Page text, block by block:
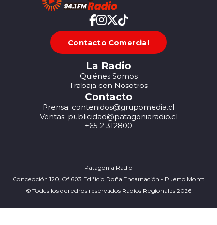
Contacto Comercial
La Radio
Quiénes Somos
Trabaja con Nosotros
Contacto
Prensa: contenidos@grupomedia.cl
Ventas: publicidad@patagoniaradio.cl
+65 2 312800
Patagonia Radio
Concepción 120, Of 603 Edificio Doña Encarnación - Puerto Montt
© Todos los derechos reservados Radios Regionales 2026